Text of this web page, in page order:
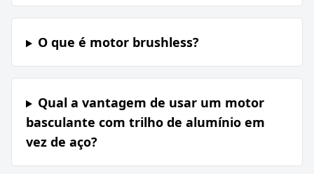
O que é motor brushless?
Qual a vantagem de usar um motor
basculante com trilho de alumínio em
vez de aço?